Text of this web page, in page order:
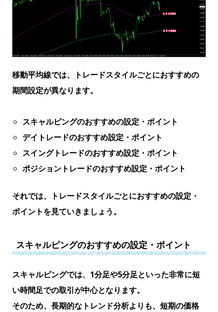
移動平均線では、トレードスタイルごとにおすすめの
期間設定が異なります。
スキャルピングのおすすめの設定・ポイント
デイトレードのおすすめ設定・ポイント
スイングトレードのおすすめ設定・ポイント
ポジショントレードのおすすめ設定・ポイント
それでは、トレードスタイルごとにおすすめの設定・
ポイントを見ていきましょう。
スキャルピングのおすすめの設定・ポイント
スキャルピングでは、1分足や5分足といった非常に短
い時間足での取引が中心となります。
そのため、長期的なトレンド分析よりも、短期の価格